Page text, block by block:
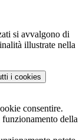
si avvalgono di
illustrate nella
i cookies
consentire.
della